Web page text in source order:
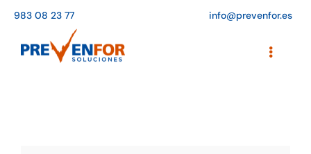
contenido
983 08 23 77 info@prevenfor.es
Toggle